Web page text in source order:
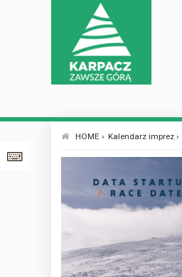
HOME › Kalendarz imprez ›